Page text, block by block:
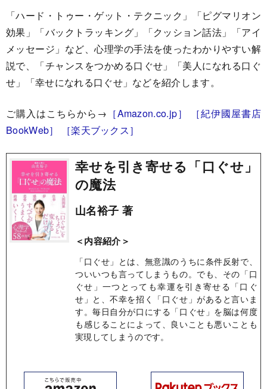
「ハード・トゥー・ゲット・テクニック」「ピグマリオン
効果」「バックトラッキング」「クッション話法」「アイ
メッセージ」など、心理学の手法を使ったわかりやすい解
説で、「チャンスをつかめる口ぐせ」「美人になれる口ぐ
せ」「幸せになれる口ぐせ」などを紹介します。
ご購入はこちらから→ ［Amazon.co.jp］
［紀伊國屋書店
BookWeb］
［楽天ブックス］
幸せを引き寄せる「口ぐせ」
の魔法
山名裕子 著
＜内容紹介＞
「口ぐせ」とは、無意識のうちに条件反射で、
ついいつも言ってしまうもの。でも、その「口
ぐせ」一つとっても幸運を引き寄せる「口ぐ
せ」と、不幸を招く「口ぐせ」があると言いま
す。毎日自分が口にする「口ぐせ」を脳は何度
も感じることによって、良いことも悪いことも
実現してしまうのです。